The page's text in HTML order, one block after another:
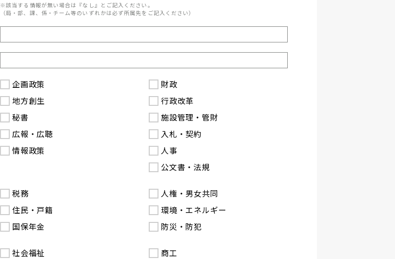
※該当する情報が無い場合は『なし』とご記入ください。
（局・部、課、係・チーム等のいずれかは必ず所属先をご記入ください）
企画政策
地方創生
秘書
広報・広聴
情報政策
財政
行政改革
施設管理・管財
入札・契約
人事
公文書・法規
税務
住民・戸籍
国保年金
人権・男女共同
環境・エネルギー
防災・防犯
社会福祉
商工